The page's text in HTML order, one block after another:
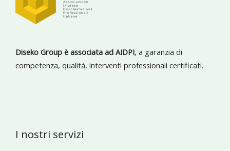
Diseko Group è associata ad AIDPI, a garanzia di
competenza, qualità, interventi professionali certificati.
I nostri servizi